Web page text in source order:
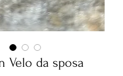
Velo da sposa